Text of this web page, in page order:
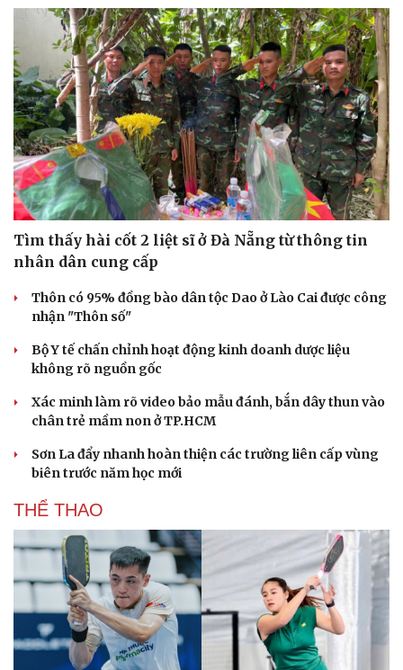
Tìm thấy hài cốt 2 liệt sĩ ở Đà Nẵng từ thông tin
nhân dân cung cấp
Thôn có 95% đồng bào dân tộc Dao ở Lào Cai được công
nhận "Thôn số"
Bộ Y tế chấn chỉnh hoạt động kinh doanh dược liệu
không rõ nguồn gốc
Xác minh làm rõ video bảo mẫu đánh, bắn dây thun vào
chân trẻ mầm non ở TP.HCM
Sơn La đẩy nhanh hoàn thiện các trường liên cấp vùng
biên trước năm học mới
THỂ THAO